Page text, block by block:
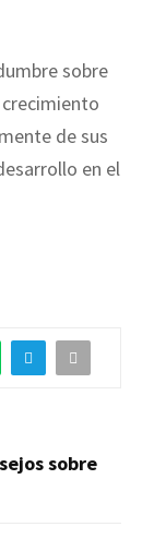
sobre
de sus
en el
sobre